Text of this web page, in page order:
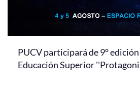
PUCV participará de 9°
Educación Superior